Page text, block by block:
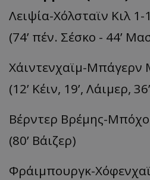
Λειψία-Χόλσταϊν Κιλ 1-1
(74’ πέν. Σέσκο - 44’
Χάιντενχαϊμ-Μπάγερν
(12’ Κέιν, 19’, Λάιμερ,
Βέρντερ Βρέμης-
(80’ Βάιζερ)
Φράιμπουργκ-